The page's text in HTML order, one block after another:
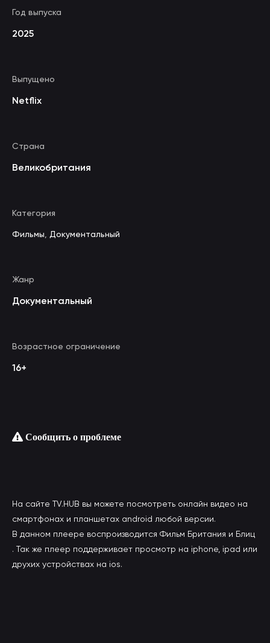
Год выпуска
2025
Выпущено
Netflix
Страна
Великобритания
Категория
Фильмы Документальный
Жанр
Документальный
Возрастное ограничение
16+
Сообщить о проблеме
На сайте TV.HUB вы можете посмотреть онлайн видео на
смартфонах и планшетах android любой версии.
В данном плеере воспроизводится Фильм Британия и Блиц
. Так же плеер поддерживает просмотр на iphone, ipad или
друхих устройствах на ios.